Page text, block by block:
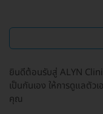
ยินดีต้อนรับสู่ ALYN
เป็นกันเอง ให้การดูแลตัว
คุณ